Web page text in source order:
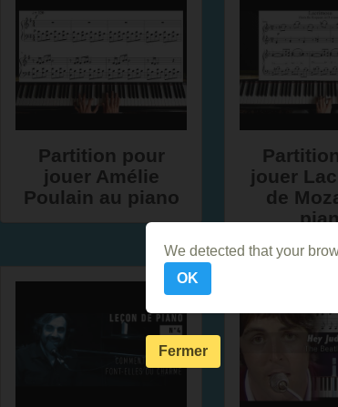
Partition pour
jouer Amélie
Poulain au piano
jouer
de
We detected that your
OK
Fermer